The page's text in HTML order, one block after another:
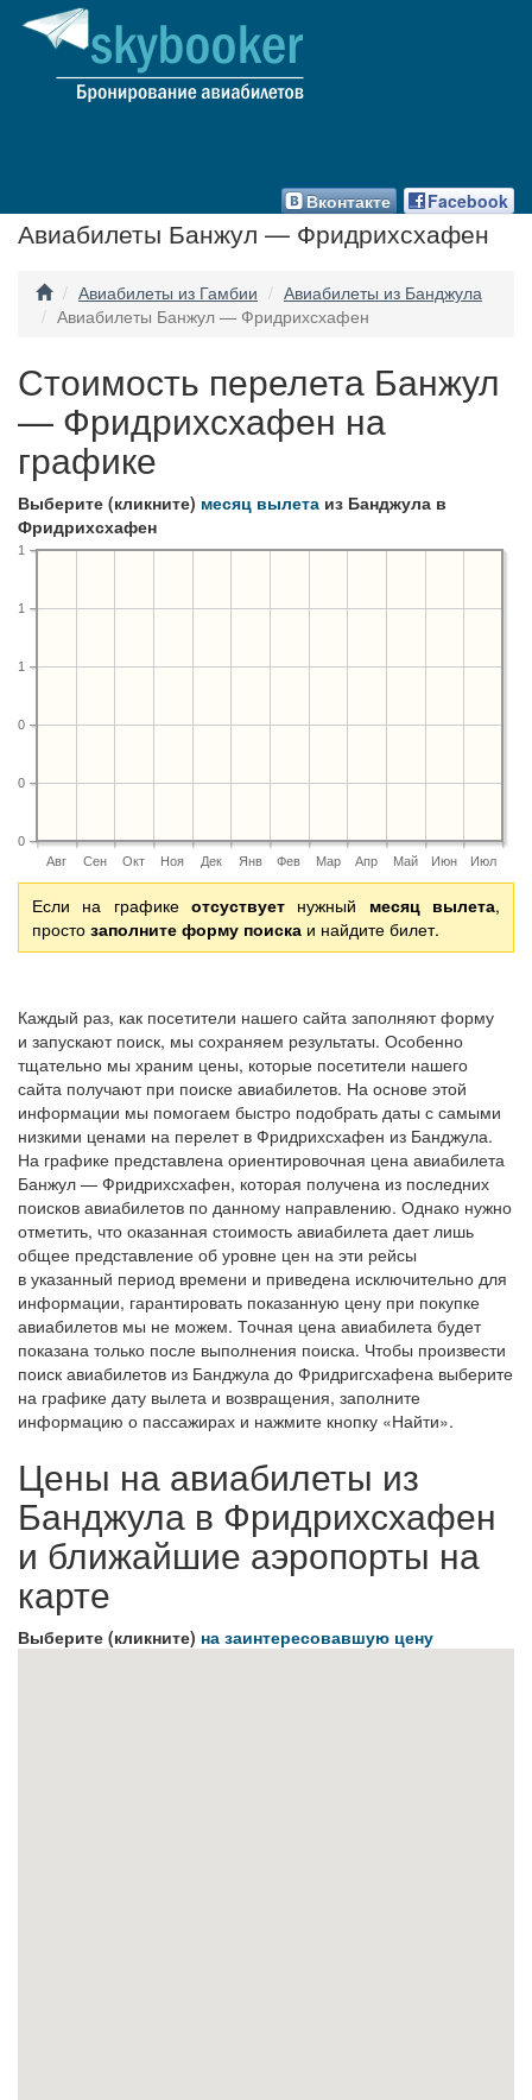
Facebook
Вконтакте
Авиабилеты Банжул — Фридрихсхафен
Авиабилеты из Гамбии
Авиабилеты из Банджула
Авиабилеты Банжул — Фридрихсхафен
Стоимость перелета Банжул
— Фридрихсхафен на
графике
Выберите (кликните) месяц вылета из Банджула в
Фридрихсхафен
Авг Сен Окт Ноя Дек Янв Фев Мар Апр Май Июн Июл
0
0
0
1
1
1
Если на графике отсуствует нужный месяц вылета,
простозаполните форму поиска и найдите билет.
Каждый раз, как посетители нашего сайта заполняют форму
и запускают поиск, мы сохраняем результаты. Особенно
тщательно мы храним цены, которые посетители нашего
сайта получают при поиске авиабилетов. На основе этой
информации мы помогаем быстро подобрать даты с самыми
низкими ценами на перелет в Фридрихсхафен из Банджула.
На графике представлена ориентировочная цена авиабилета
Банжул — Фридрихсхафен, которая получена из последних
поисков авиабилетов по данному направлению. Однако нужно
отметить, что оказанная стоимость авиабилета дает лишь
общее представление об уровне цен на эти рейсы
в указанный период времени и приведена исключительно для
информации, гарантировать показанную цену при покупке
авиабилетов мы не можем. Точная цена авиабилета будет
показана только после выполнения поиска. Чтобы произвести
поиск авиабилетов из Банджула до Фридригсхафена выберите
на графике дату вылета и возвращения, заполните
информацию о пассажирах и нажмите кнопку «Найти».
Цены на авиабилеты из
Банджула в Фридрихсхафен
и ближайшие аэропорты на
карте
Выберите (кликните) на заинтересовавшую цену